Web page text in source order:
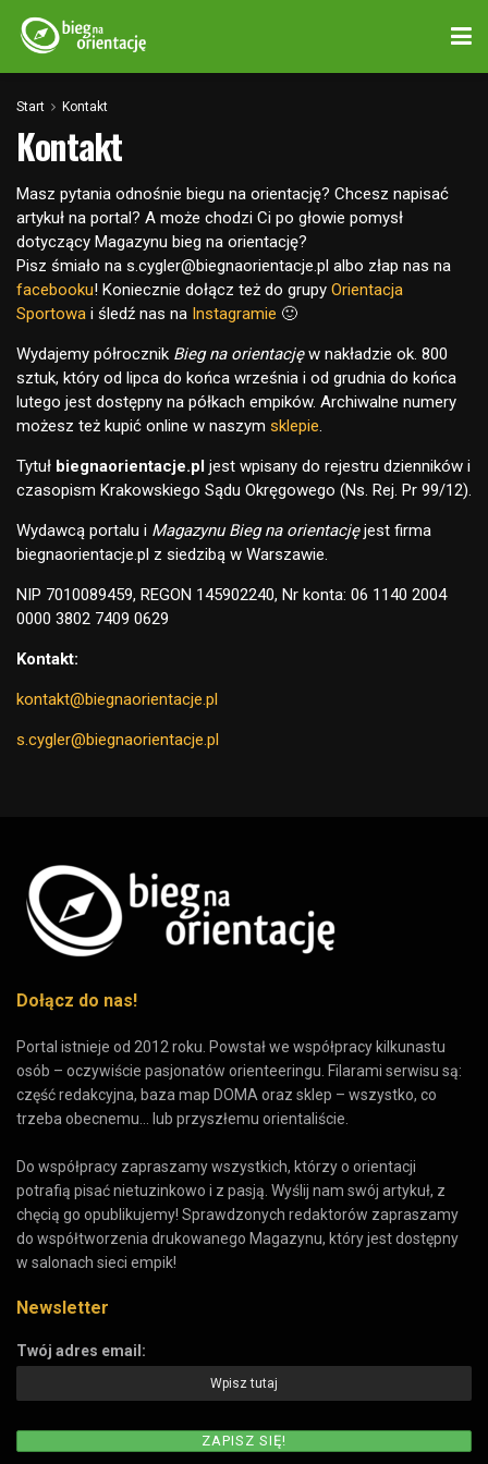
Start Kontakt
Kontakt
Masz pytania odnośnie biegu na orientację? Chcesz napisać
artykuł na portal? A może chodzi Ci po głowie pomysł
dotyczący Magazynu bieg na orientację?
Pisz śmiało na s.cygler@biegnaorientacje.pl albo złap nas na
facebooku! Koniecznie dołącz też do grupy Orientacja
Sportowa i śledź nas na Instagramie 🙂
Wydajemy półrocznik Bieg na orientacjęw nakładzie ok. 800
sztuk, który od lipca do końca września i od grudnia do końca
lutego jest dostępny na półkach empików. Archiwalne numery
możesz też kupić online w naszym sklepie.
Tytuł biegnaorientacje.pl jest wpisany do rejestru dzienników i
czasopism Krakowskiego Sądu Okręgowego (Ns. Rej. Pr 99/12).
Wydawcą portalu i Magazynu Bieg na orientacjęjest firma
biegnaorientacje.pl z siedzibą w Warszawie.
NIP 7010089459, REGON 145902240, Nr konta: 06 1140 2004
0000 3802 7409 0629
Kontakt:
kontakt@biegnaorientacje.pl
s.cygler@biegnaorientacje.pl
Dołącz do nas!
Portal istnieje od 2012 roku. Powstał we współpracy kilkunastu
osób – oczywiście pasjonatów orienteeringu. Filarami serwisu są:
część redakcyjna, baza map DOMA oraz sklep – wszystko, co
trzeba obecnemu... lub przyszłemu orientaliście.
Do współpracy zapraszamy wszystkich, którzy o orientacji
potrafią pisać nietuzinkowo i z pasją. Wyślij nam swój artykuł, z
chęcią go opublikujemy! Sprawdzonych redaktorów zapraszamy
do współtworzenia drukowanego Magazynu, który jest dostępny
w salonach sieci empik!
Newsletter
Twój adres email: